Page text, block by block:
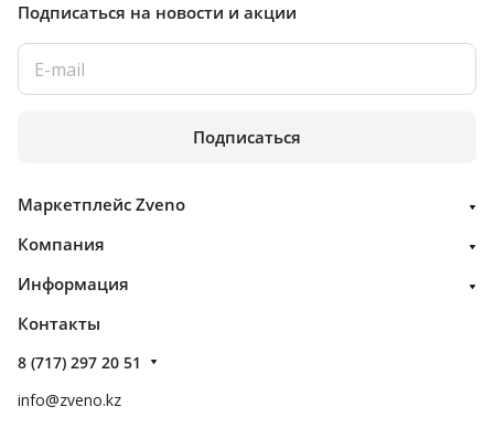
Подписаться на новости и акции
Подписаться
Маркетплейс Zveno
Компания
Информация
Контакты
8 (717) 297 20 51
info@zveno.kz